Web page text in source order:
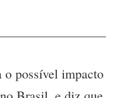
o possível impacto